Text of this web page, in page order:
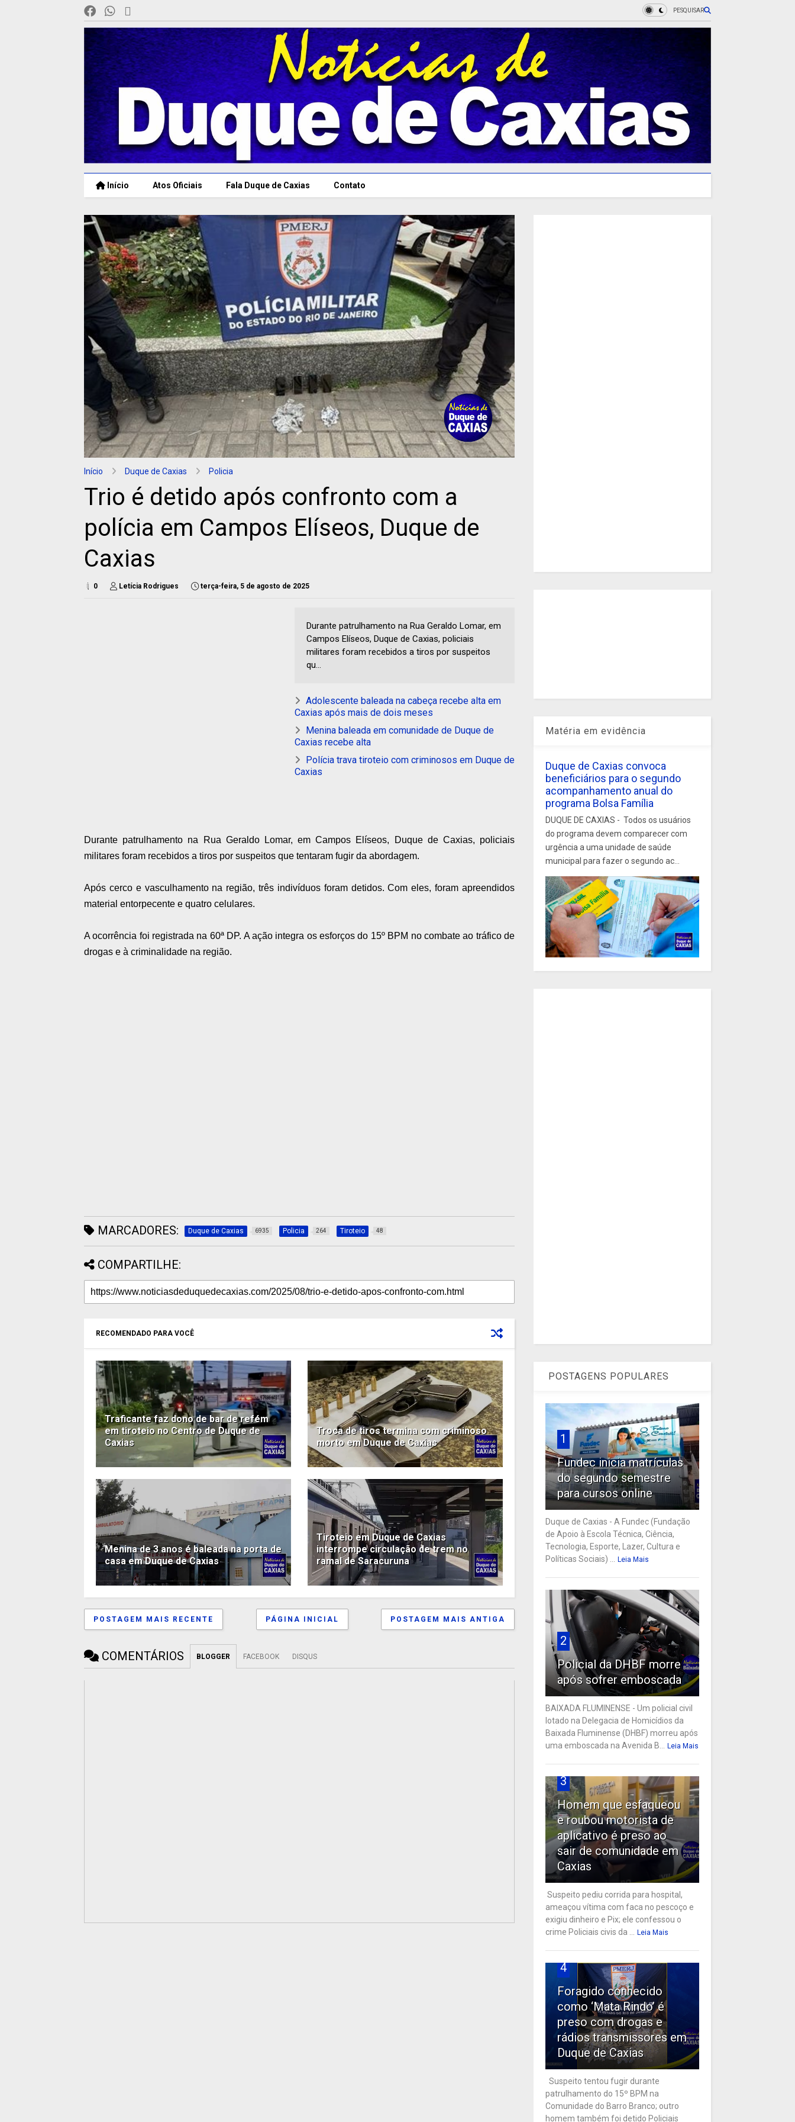
PESQUISAR
Início Atos Oficiais Fala Duque de Caxias Contato
Início Duque de Caxias Policia
Trio é detido após confronto com a
polícia em Campos Elíseos, Duque de
Caxias
0 Letícia Rodrigues terça-feira, 5 de agosto de 2025
Durante patrulhamento na Rua Geraldo Lomar, em
Campos Elíseos, Duque de Caxias, policiais
militares foram recebidos a tiros por suspeitos
qu...
Adolescente baleada na cabeça recebe alta em
Caxias após mais de dois meses
Menina baleada em comunidade de Duque de
Caxias recebe alta
Polícia trava tiroteio com criminosos em Duque de
Caxias
Durante patrulhamento na Rua Geraldo Lomar, em Campos Elíseos, Duque de Caxias, policiais
militares foram recebidos a tiros por suspeitos que tentaram fugir da abordagem.
Após cerco e vasculhamento na região, três indivíduos foram detidos. Com eles, foram apreendidos
material entorpecente e quatro celulares.
A ocorrência foi registrada na 60ª DP. A ação integra os esforços do 15º BPM no combate ao tráfico de
drogas e à criminalidade na região.
MARCADORES: Duque de Caxias 6935 Policia 264 Tiroteio 48
COMPARTILHE:
RECOMENDADO PARA VOCÊ
Traficante faz dono de bar de refém
em tiroteio no Centro de Duque de
Caxias
Troca de tiros termina com criminoso
morto em Duque de Caxias
Menina de 3 anos é baleada na porta de
casa em Duque de Caxias
Tiroteio em Duque de Caxias
interrompe circulação de trem no
ramal de Saracuruna
POSTAGEM MAIS RECENTE POSTAGEM MAIS ANTIGA
PÁGINA INICIAL
COMENTÁRIOS BLOGGER FACEBOOK DISQUS
Matéria em evidência
Duque de Caxias convoca
beneficiários para o segundo
acompanhamento anual do
programa Bolsa Família
DUQUE DE CAXIAS - Todos os usuários
do programa devem comparecer com
urgência a uma unidade de saúde
municipal para fazer o segundo ac...
POSTAGENS POPULARES
1
Fundec inicia matrículas
do segundo semestre
para cursos online
Duque de Caxias - A Fundec (Fundação
de Apoio à Escola Técnica, Ciência,
Tecnologia, Esporte, Lazer, Cultura e
Políticas Sociais) ...
Leia Mais
2
Policial da DHBF morre
após sofrer emboscada
BAIXADA FLUMINENSE - Um policial civil
lotado na Delegacia de Homicídios da
Baixada Fluminense (DHBF) morreu após
uma emboscada na Avenida B...
Leia Mais
3
Homem que esfaqueou
e roubou motorista de
aplicativo é preso ao
sair de comunidade em
Caxias
Suspeito pediu corrida para hospital,
ameaçou vítima com faca no pescoço e
exigiu dinheiro e Pix; ele confessou o
crime Policiais civis da ...
Leia Mais
4
Foragido conhecido
como ‘Mata Rindo’ é
preso com drogas e
rádios transmissores em
Duque de Caxias
Suspeito tentou fugir durante
patrulhamento do 15º BPM na
Comunidade do Barro Branco; outro
homem também foi detido Policiais